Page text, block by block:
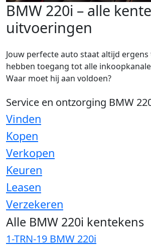
BMW 220i – alle
uitvoeringen
Jouw perfecte auto staat altijd ergens
hebben toegang tot alle
Waar moet hij aan voldoen?
Service en ontzorging BMW
Vinden
Kopen
Verkopen
Keuren
Leasen
Verzekeren
Alle BMW 220i kentekens
1-TRN-19 BMW 220i